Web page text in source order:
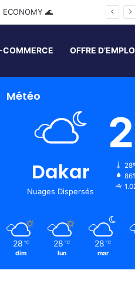
ECONOMY 🌊
COMMERCE OFFRE
Météo
Dakar
Nuages Dispersés
28 ℃
dim
28 ℃
lun
28 ℃
mar